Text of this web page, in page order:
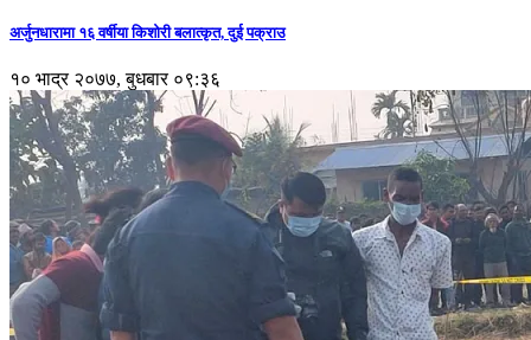
अर्जुनधारामा १६ वर्षीया किशोरी बलात्कृत, दुई पक्राउ
१० भाद्र २०७७, बुधबार ०९:३६